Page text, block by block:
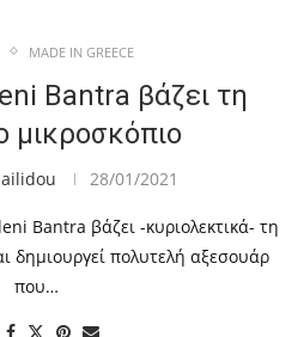
MADE IN GREECE
Bantra βάζει τη
μικροσκόπιο
28/01/2021
Bantra βάζει -κυριολεκτικά- τη
δημιουργεί πολυτελή αξεσουάρ
που…